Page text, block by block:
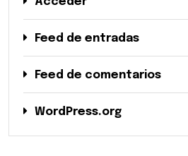
Feed de entradas
Feed de comentarios
WordPress.org